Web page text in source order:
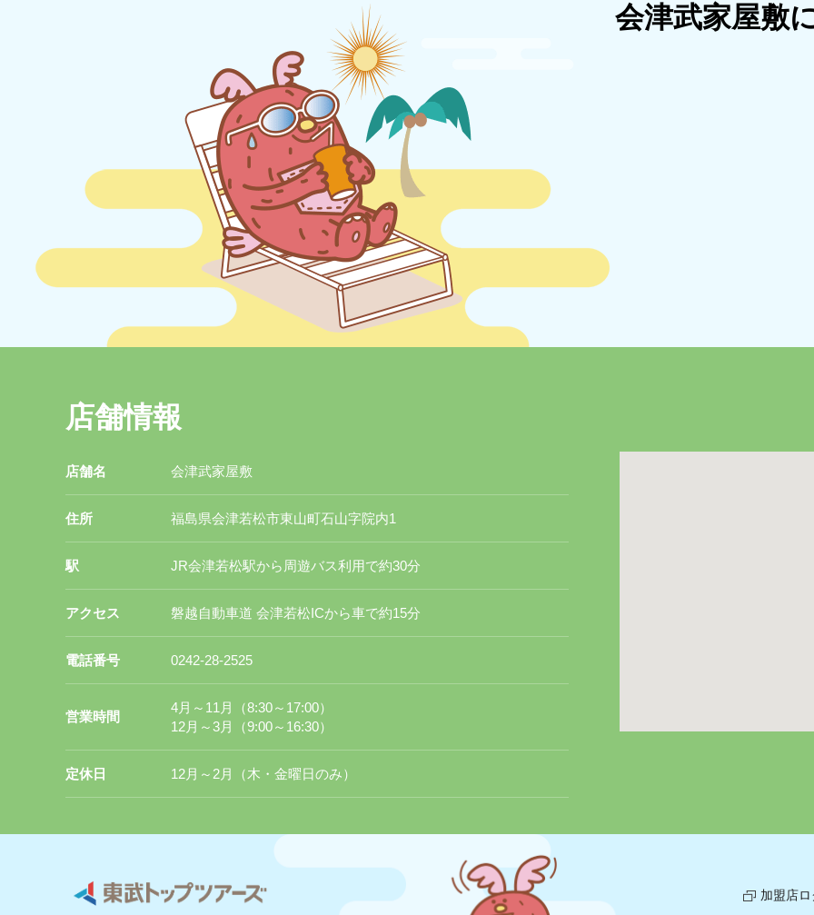
会津武家屋敷
店舗情報
店舗名 会津武家屋敷
住所 福島県会津若松市東山町石山字院内1
駅 JR会津若松駅から周遊バス利用で約30分
アクセス 磐越自動車道 会津若松ICから車で約15分
電話番号 0242-28-2525
営業時間
4月～11月（8:30～17:00）
12月～3月（9:00～16:30）
定休日 12月～2月（木・金曜日のみ）
加盟店